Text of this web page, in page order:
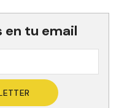
en tu email